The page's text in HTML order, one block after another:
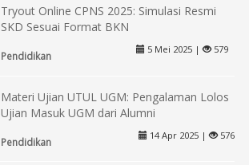
Tryout Online CPNS 2025: Simulasi Resmi
SKD Sesuai Format BKN
Pendidikan
5 Mei 2025 | 579
Materi Ujian UTUL UGM: Pengalaman Lolos
Ujian Masuk UGM dari Alumni
Pendidikan
14 Apr 2025 | 576